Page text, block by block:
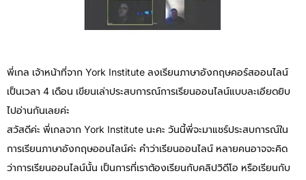
พี่เกล เจ้าหน้าที่จาก York Institute ลงเรียนภาษาอังกฤษคอร์สออนไลน์
เป็นเวลา 4 เดือน เขียนเล่าประสบการณ์การเรียนออนไลน์แบบละเอียดยิบ
ไปอ่านกันเลยค่ะ
สวัสดีค่ะ พี่เกลจาก York Institute นะคะ วันนี้พี่จะมาแชร์ประสบการณ์ใน
การเรียนภาษาอังกฤษออนไลน์ค่ะ คำว่าเรียนออนไลน์ หลายคนอาจจะคิด
ว่าการเรียนออนไลน์นั้น เป็นการที่เราต้องเรียนกับคลิปวิดีโอ หรือเรียนกับ